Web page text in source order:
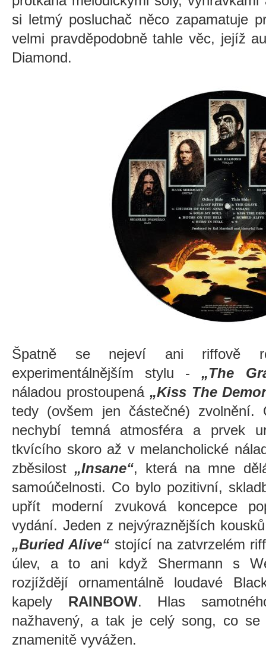
si letmý posluchač něco zapamatuje
velmi pravděpodobně tahle věc, jejíž
Diamond.
Špatně se nejeví ani riffově
experimentálnějším stylu - „The
náladou prostoupená „Kiss The
tedy (ovšem jen částečné) zvolnění.
nechybí temná atmosféra a prvek
tkvícího skoro až v melancholické
zběsilost „Insane“, která na mne
samoúčelnosti. Co bylo pozitivní,
upřít moderní zvuková koncepce
vydání. Jeden z nejvýraznějších
„Buried Alive“ stojící na zatvrzelém
úlev, a to ani když Shermann s
rozjíždějí ornamentálně loudavé
kapely RAINBOW. Hlas
nažhavený, a tak je celý song, co se
znamenitě vyvážen.